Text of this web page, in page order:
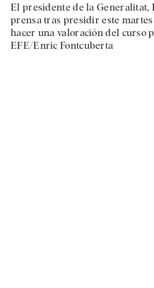
El presidente de la Generalitat,
prensa tras presidir este
hacer una valoración del curso
EFE/Enric Fontcuberta